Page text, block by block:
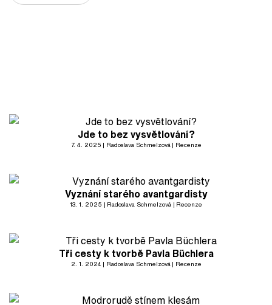
Jde to bez vysvětlování?
7. 4. 2025 Radoslava Schmelzová Recenze
Vyznání starého avantgardisty
13. 1. 2025 Radoslava Schmelzová Recenze
Tři cesty k tvorbě Pavla Büchlera
2. 1. 2024 Radoslava Schmelzová Recenze